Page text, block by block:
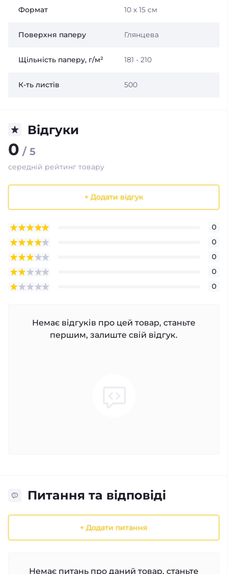
Формат 10 x 15 см
Поверхня паперу Глянцева
Щільність паперу, г/м² 181 - 210
К-ть листів 500
Відгуки
0 / 5
середній рейтинг товару
+ Додати відгук
0
0
0
0
0
Немає відгуків про цей товар, станьте
першим, залиште свій відгук.
Питання та відповіді
+ Додати питання
Немає питань про даний товар, станьте